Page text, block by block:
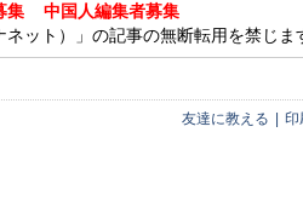
集
中国人編集者募集
ネット）」の記事の無断転用を禁じ
友達に教える 印